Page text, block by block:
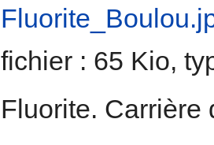
fichier : 65 Kio,
Fluorite. Carrière